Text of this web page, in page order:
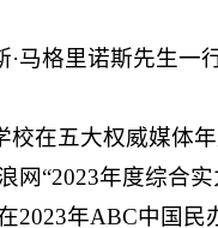
格里诺斯先生
校在五大权威媒体
“2023年度综合
年ABC中国